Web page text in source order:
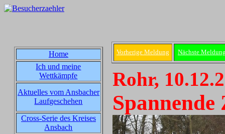
Home
Ich und meine
Wettkämpfe
Aktuelles vom Ansbacher
Laufgeschehen
Cross-Serie des Kreises
Ansbach
Vorherige Meldung Nächste
Rohr,